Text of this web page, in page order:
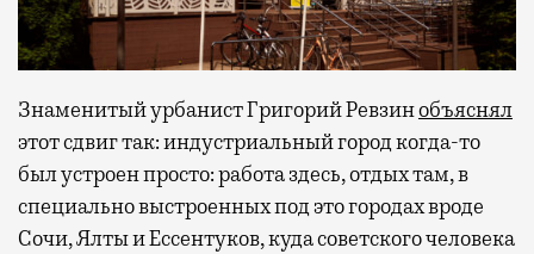
Знаменитый урбанист Григорий Ревзинобъяснял
этот сдвиг так: индустриальный город когда-то
был устроен просто: работа здесь, отдых там, в
специально выстроенных под это городах вроде
Сочи, Ялты и Ессентуков, куда советского человека